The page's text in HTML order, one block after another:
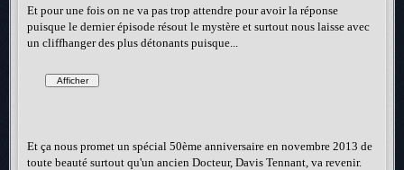
Et pour une fois on ne va pas trop attendre pour avoir la réponse
puisque le dernier épisode résout le mystère et surtout nous laisse avec
un cliffhanger des plus détonants puisque...
Et ça nous promet un spécial 50ème anniversaire en novembre 2013 de
toute beauté surtout qu'un ancien Docteur, Davis Tennant, va revenir.